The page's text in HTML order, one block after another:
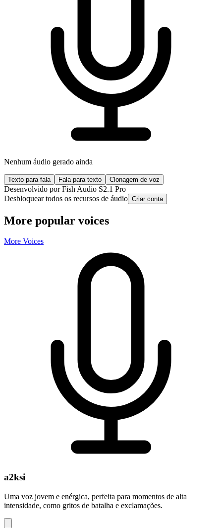
Nenhum áudio gerado ainda
Texto para fala Fala para texto Clonagem de voz
Desenvolvido por Fish Audio S2.1 Pro
Desbloquear todos os recursos de áudio Criar conta
More popular voices
More Voices
a2ksi
Uma voz jovem e enérgica, perfeita para momentos de alta
intensidade, como gritos de batalha e exclamações.